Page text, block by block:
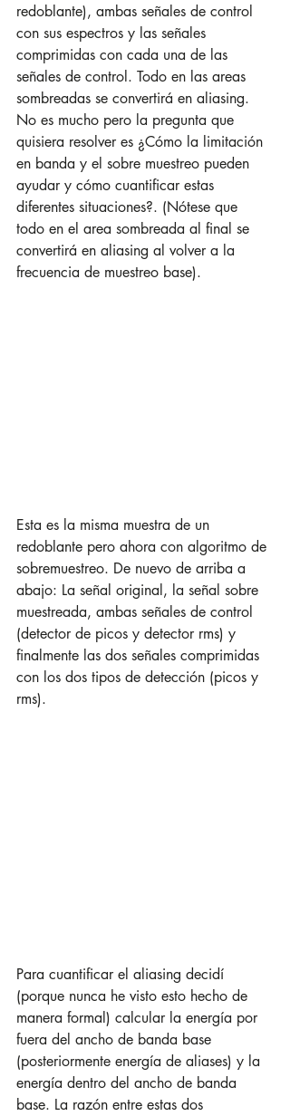
redoblante), ambas señales de control
con sus espectros y las señales
comprimidas con cada una de las
señales de control. Todo en las areas
sombreadas se convertirá en aliasing.
No es mucho pero la pregunta que
quisiera resolver es ¿Cómo la limitación
en banda y el sobre muestreo pueden
ayudar y cómo cuantificar estas
diferentes situaciones?. (Nótese que
todo en el area sombreada al final se
convertirá en aliasing al volver a la
frecuencia de muestreo base).
Esta es la misma muestra de un
redoblante pero ahora con algoritmo de
sobremuestreo. De nuevo de arriba a
abajo: La señal original, la señal sobre
muestreada, ambas señales de control
(detector de picos y detector rms) y
finalmente las dos señales comprimidas
con los dos tipos de detección (picos y
rms).
Para cuantificar el aliasing decidí
(porque nunca he visto esto hecho de
manera formal) calcular la energía por
fuera del ancho de banda base
(posteriormente energía de aliases) y la
energía dentro del ancho de banda
base. La razón entre estas dos